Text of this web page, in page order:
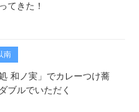
てきた！
南
和ノ実」でカレーつけ蕎
ブルでいただく